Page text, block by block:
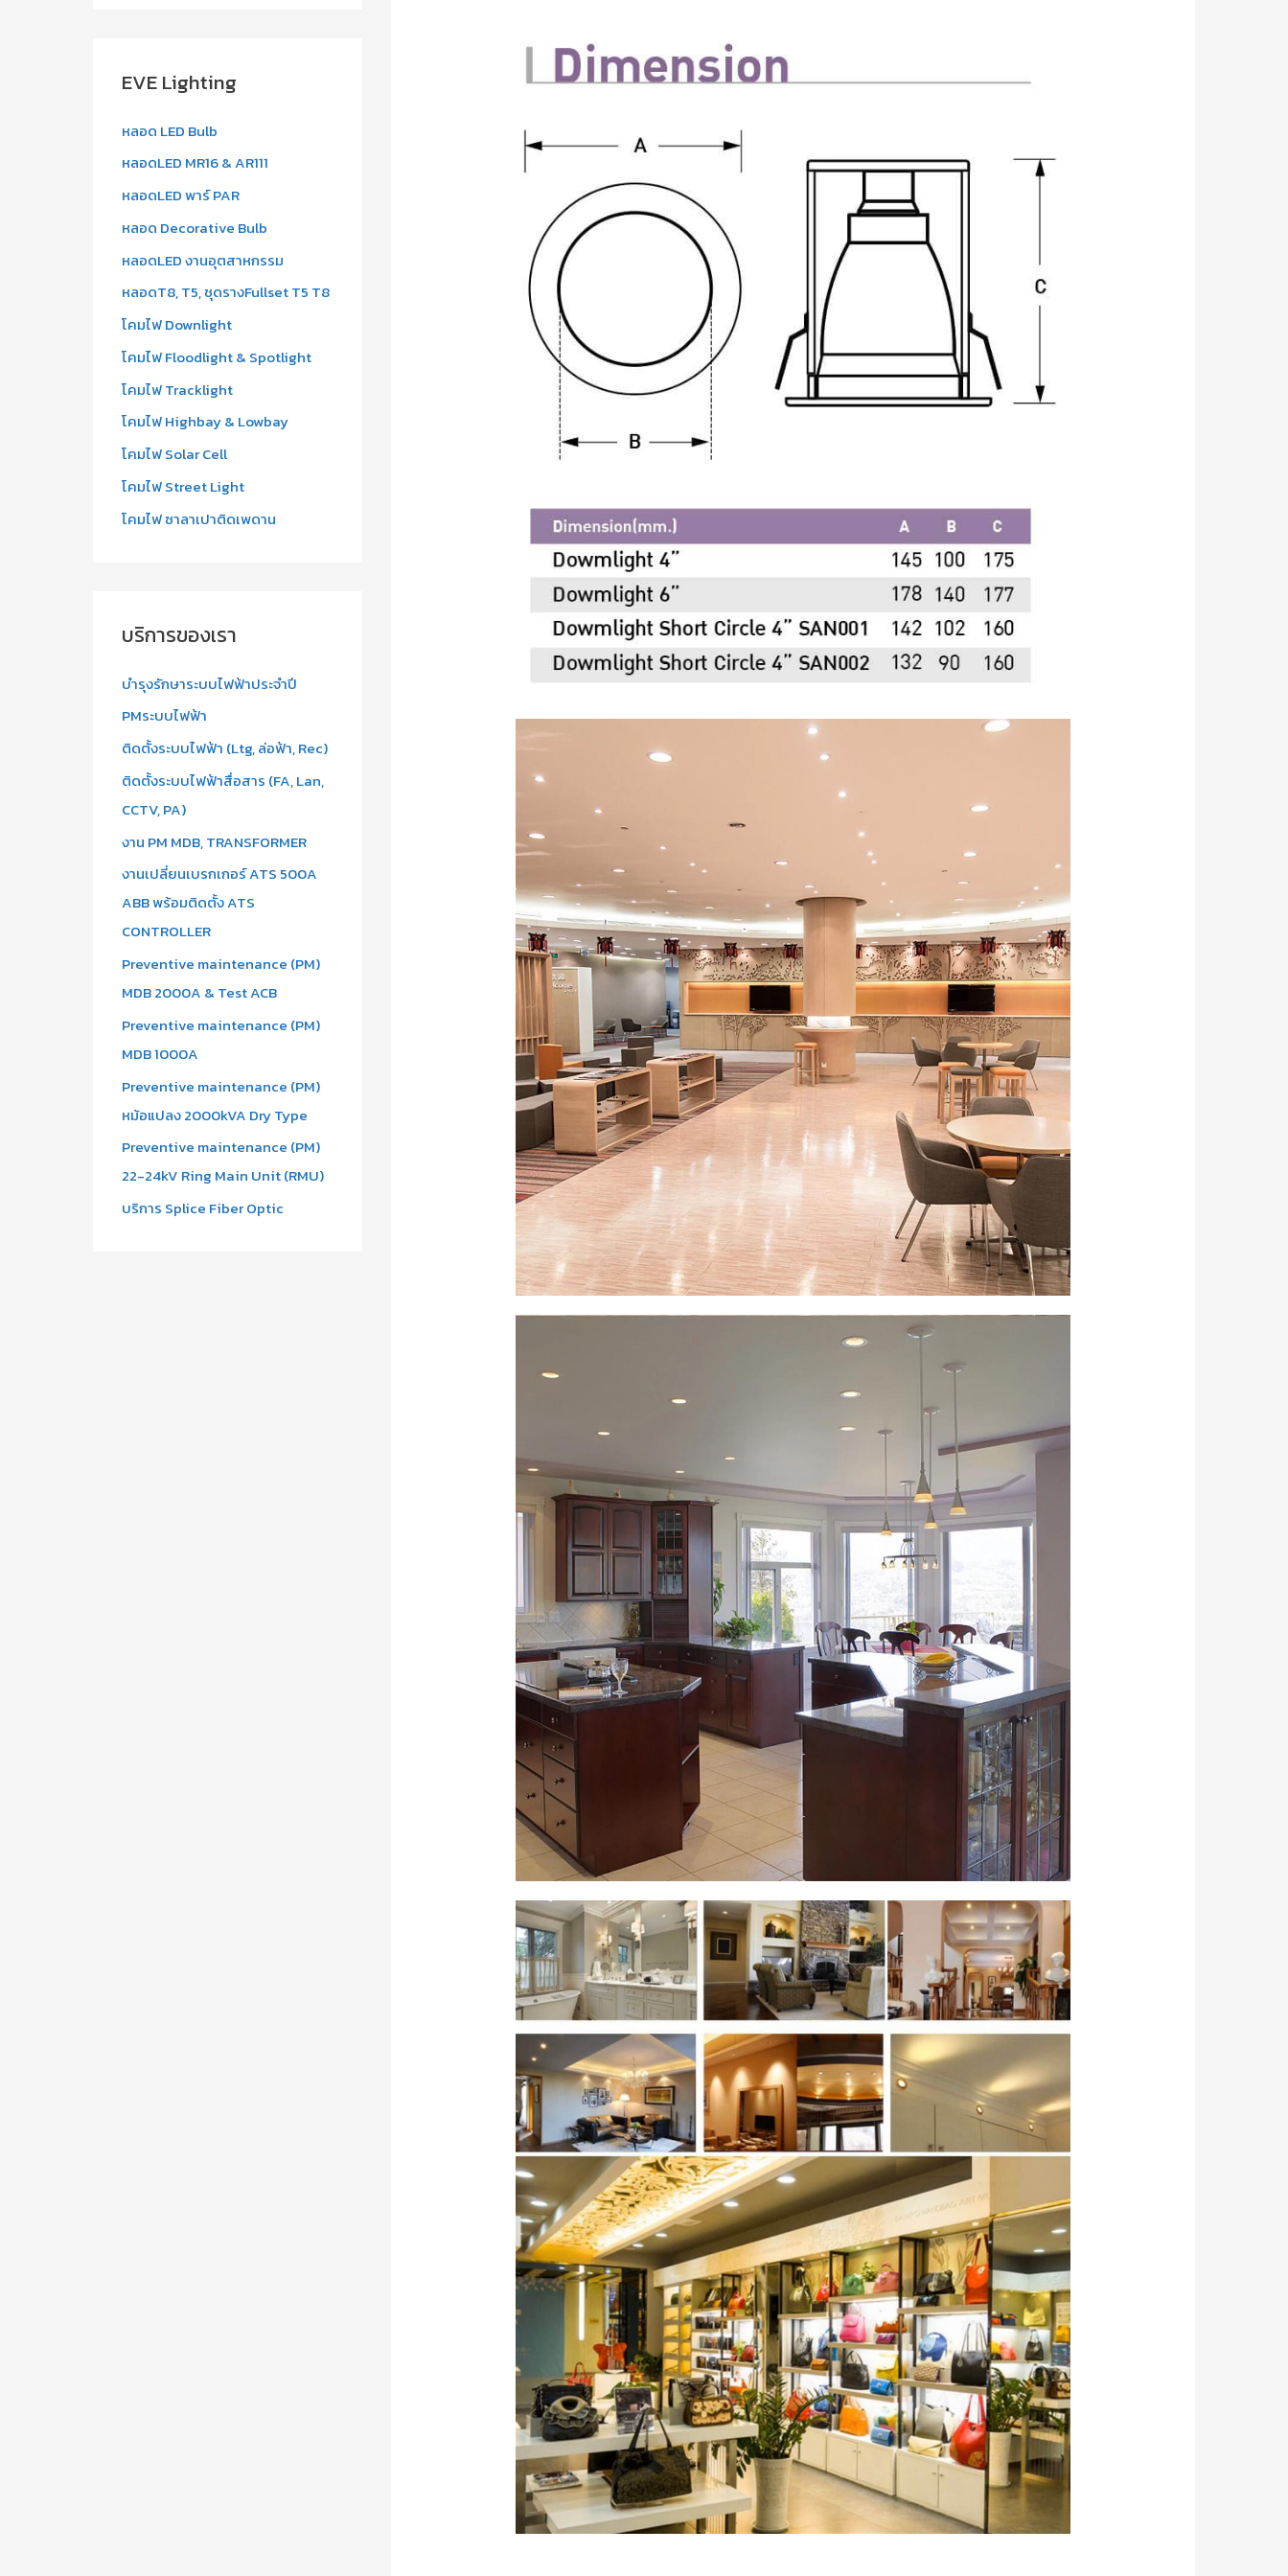
c
f
o
r
EVE Lighting
หลอด LED Bulb
หลอดLED MR16 & AR111
หลอดLED พาร์ PAR
หลอด Decorative Bulb
หลอดLED งานอุตสาหกรรม
หลอดT8, T5, ชุดรางFullset T5 T8
โคมไฟ Downlight
โคมไฟ Floodlight & Spotlight
โคมไฟ Tracklight
โคมไฟ Highbay & Lowbay
โคมไฟ Solar Cell
โคมไฟ Street Light
โคมไฟ ซาลาเปาติดเพดาน
บริการของเรา
บำรุงรักษาระบบไฟฟ้าประจำปี
PMระบบไฟฟ้า
ติดตั้งระบบไฟฟ้า (Ltg, ล่อฟ้า, Rec)
ติดตั้งระบบไฟฟ้าสื่อสาร (FA, Lan,
CCTV, PA)
งาน PM MDB, TRANSFORMER
งานเปลี่ยนเบรกเกอร์ ATS 500A
ABB พร้อมติดตั้ง ATS
CONTROLLER
Preventive maintenance (PM)
MDB 2000A & Test ACB
Preventive maintenance (PM)
MDB 1000A
Preventive maintenance (PM)
หม้อแปลง 2000kVA Dry Type
Preventive maintenance (PM)
22-24kV Ring Main Unit (RMU)
บริการ Splice Fiber Optic